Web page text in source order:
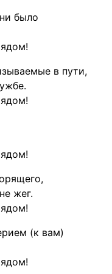
было
в пути,
жег.
(к вам)